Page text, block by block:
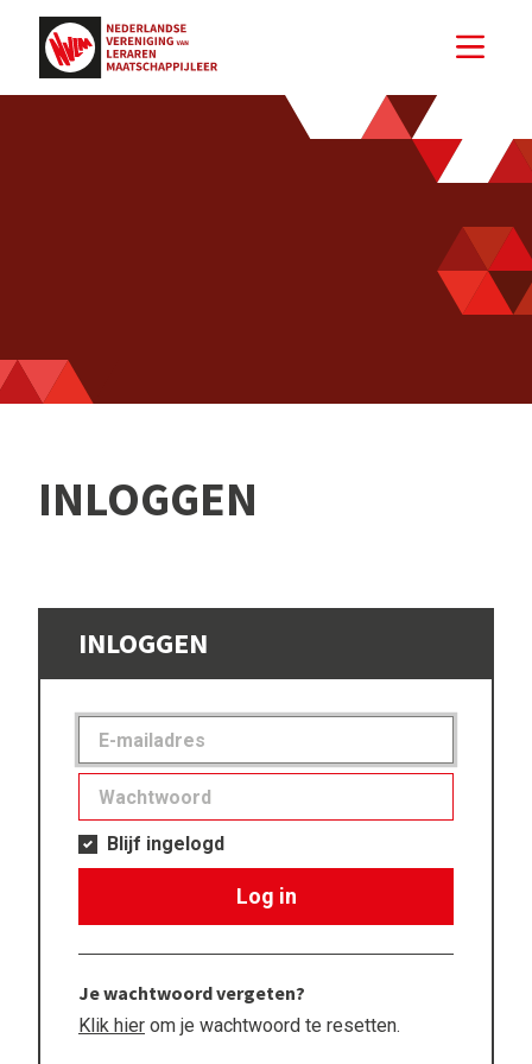
INLOGGEN
INLOGGEN
Blijf ingelogd
Log in
Je wachtwoord vergeten?
Klik hier om je wachtwoord te resetten.